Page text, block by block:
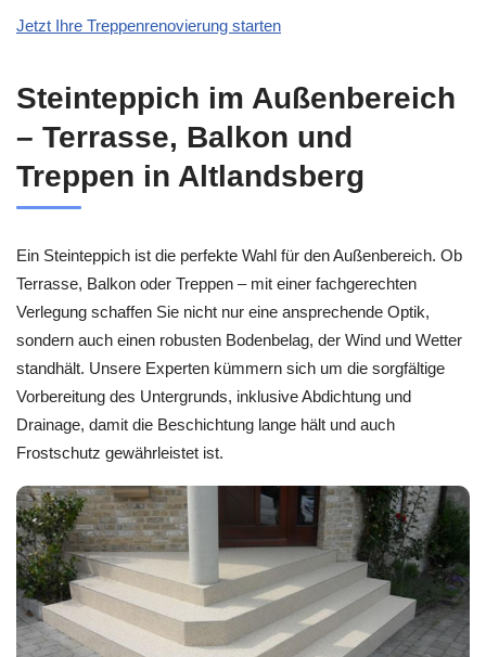
Jetzt Ihre Treppenrenovierung starten
Steinteppich im Außenbereich
– Terrasse, Balkon und
Treppen in Altlandsberg
Ein Steinteppich ist die perfekte Wahl für den Außenbereich. Ob
Terrasse, Balkon oder Treppen – mit einer fachgerechten
Verlegung schaffen Sie nicht nur eine ansprechende Optik,
sondern auch einen robusten Bodenbelag, der Wind und Wetter
standhält. Unsere Experten kümmern sich um die sorgfältige
Vorbereitung des Untergrunds, inklusive Abdichtung und
Drainage, damit die Beschichtung lange hält und auch
Frostschutz gewährleistet ist.